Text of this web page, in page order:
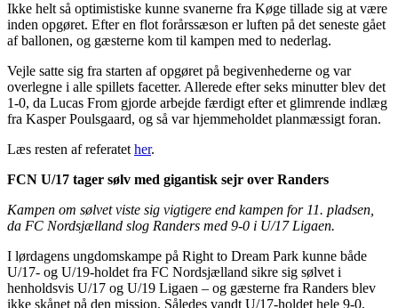
Ikke helt så optimistiske kunne svanerne fra Køge tillade sig at være
inden opgøret. Efter en flot forårssæson er luften på det seneste gået
af ballonen, og gæsterne kom til kampen med to nederlag.
Vejle satte sig fra starten af opgøret på begivenhederne og var
overlegne i alle spillets facetter. Allerede efter seks minutter blev det
1-0, da Lucas From gjorde arbejde færdigt efter et glimrende indlæg
fra Kasper Poulsgaard, og så var hjemmeholdet planmæssigt foran.
Læs resten af referatet her.
FCN U/17 tager sølv med gigantisk sejr over Randers
Kampen om sølvet viste sig vigtigere end kampen for 11. pladsen,
da FC Nordsjælland slog Randers med 9-0 i U/17 Ligaen.
I lørdagens ungdomskampe på Right to Dream Park kunne både
U/17- og U/19-holdet fra FC Nordsjælland sikre sig sølvet i
henholdsvis U/17 og U/19 Ligaen – og gæsterne fra Randers blev
ikke skånet på den mission. Således vandt U/17-holdet hele 9-0,